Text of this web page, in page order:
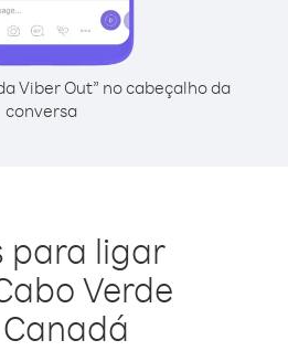
Viber Out” no cabeçalho da
conversa
para ligar
Verde